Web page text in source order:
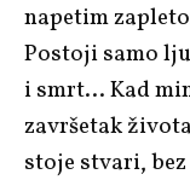
napetim
Postoji samo
i smrt… Kad
završetak
stoje stvari,